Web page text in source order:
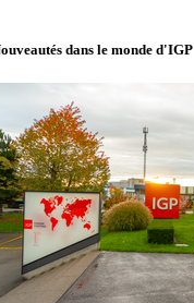
dans le monde d'IGP